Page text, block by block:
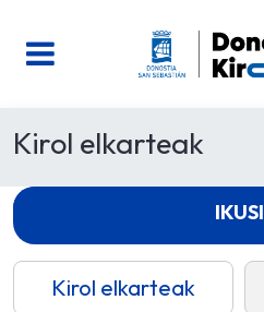
Kirol elkarteak
Kirol elkarteak
IKUSI